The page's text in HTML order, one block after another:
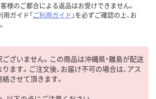
客様のご都合による返品はお受けできません。
用ガイド「ご利用ガイド 」を必ずご確認の上、お
ざいません。この商品は沖縄県・離島が配送
ます。ご注文後、お届け不可の場合は、アス
させて頂きます。